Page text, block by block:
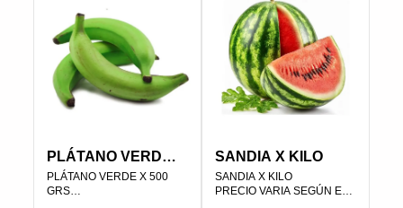
PLÁTANO VERDE
X 500 GRS
PLÁTANO VERDE X 500
GRS
SANDIA X KILO
SANDIA X KILO
PRECIO VARIA SEGÚN EL